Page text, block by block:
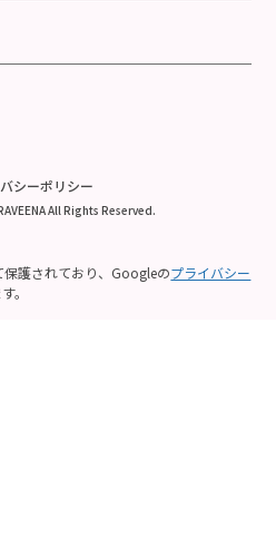
シーポリシー
All Rights Reserved.
保護されており、Googleのプライバシー
。